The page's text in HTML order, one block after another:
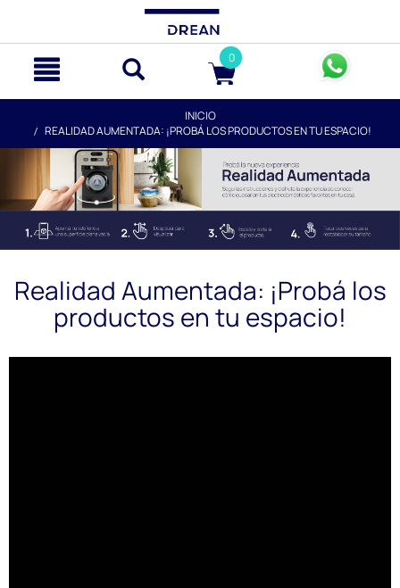
0
INICIO
REALIDAD AUMENTADA: ¡PROBÁ LOS PRODUCTOS EN TU ESPACIO!
Realidad Aumentada: ¡Probá los
productos en tu espacio!